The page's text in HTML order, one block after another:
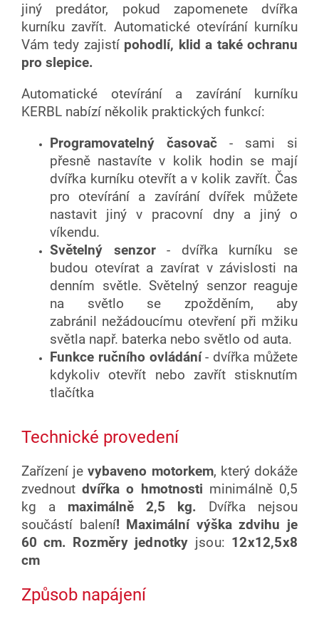
jiný predátor, pokud zapomenete dvířka
kurníku zavřít. Automatické otevírání kurníku
Vám tedy zajistípohodlí, klid a také ochranu
pro slepice.
Automatické otevírání a zavírání kurníku
KERBL nabízí několik praktických funkcí:
Programovatelný časovač - sami si
přesně nastavíte v kolik hodin se mají
dvířka kurníku otevřít a v kolik zavřít. Čas
pro otevírání a zavírání dvířek můžete
nastavit jiný v pracovní dny a jiný o
víkendu.
Světelný senzor- dvířka kurníku se
budou otevírat a zavírat v závislosti na
denním světle. Světelný senzor reaguje
na světlo se zpožděním, aby
zabránil nežádoucímu otevření při mžiku
světla např. baterka nebo světlo od auta.
Funkce ručního ovládání- dvířka můžete
kdykoliv otevřít nebo zavřít stisknutím
tlačítka
Technické provedení
Zařízení jevybaveno motorkem, který dokáže
zvednoutdvířka o hmotnosti minimálně 0,5
kg a maximálně 2,5 kg. Dvířka nejsou
součástí balení! Maximální výška zdvihu je
60 cm.
Rozměry jednotky jsou: 12x12,5x8
cm
Způsob napájení